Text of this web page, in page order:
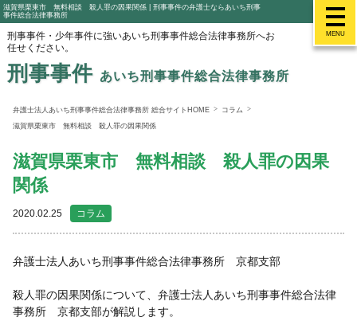
MENU
滋賀県栗東市 無料相談 殺人罪の因果関係 | 刑事事件の弁護士ならあいち刑事
事件総合法律事務所
刑事事件・少年事件に強いあいち刑事事件総合法律事務所へお
任せください。
刑事事件 あいち刑事事件総合法律事務所
弁護士法人あいち刑事事件総合法律事務所 総合サイトHOME
コラム
滋賀県栗東市 無料相談 殺人罪の因果関係
滋賀県栗東市 無料相談 殺人罪の因果
関係
2020.02.25 コラム
弁護士法人あいち刑事事件総合法律事務所 京都支部
殺人罪の因果関係について、弁護士法人あいち刑事事件総合法律
事務所 京都支部が解説します。